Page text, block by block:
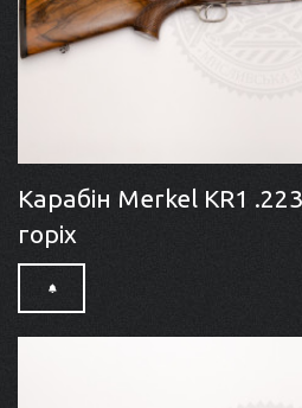
Карабін Merkel KR1
горіх